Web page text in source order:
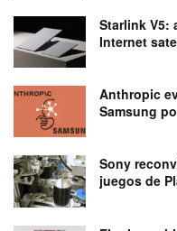
Starlink V5:
Internet
Anthropic
Samsung
Sony
juegos de